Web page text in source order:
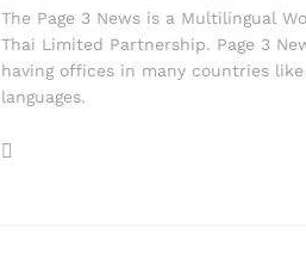
The Page 3 News is a Multilingual
Thai Limited Partnership. Page 3
having offices in many countries
languages.